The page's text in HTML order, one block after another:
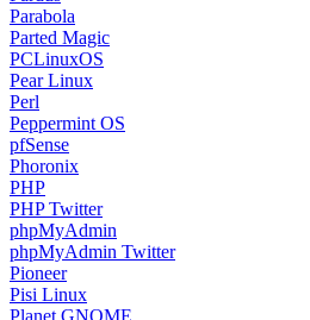
Parabola
Parted Magic
PCLinuxOS
Pear Linux
Perl
Peppermint OS
pfSense
Phoronix
PHP
PHP Twitter
phpMyAdmin
phpMyAdmin Twitter
Pioneer
Pisi Linux
Planet GNOME